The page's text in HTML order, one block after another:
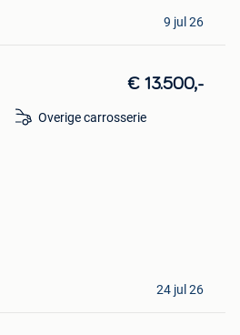
9 jul 26
€ 13.500,-
Overige carrosserie
24 jul 26